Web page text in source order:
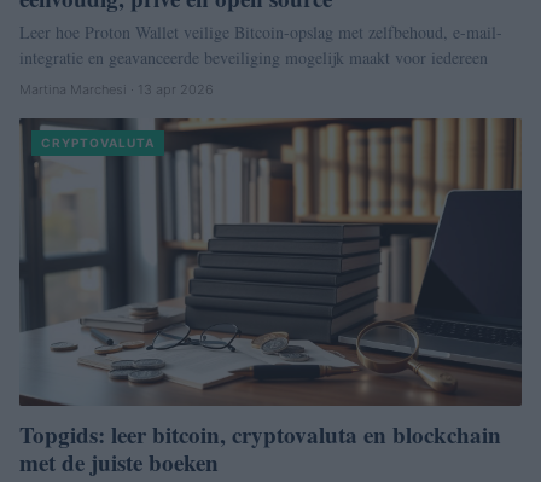
Leer hoe Proton Wallet veilige Bitcoin-opslag met zelfbehoud, e-mail-
integratie en geavanceerde beveiliging mogelijk maakt voor iedereen
Martina Marchesi · 13 apr 2026
CRYPTOVALUTA
Topgids: leer bitcoin, cryptovaluta en blockchain
met de juiste boeken